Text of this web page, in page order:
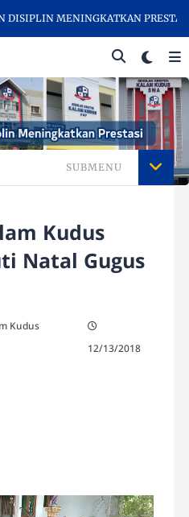
MENINGKATKAN PRESTASI
SUBMENU
Kudus
Natal Gugus
Kudus
12/13/2018